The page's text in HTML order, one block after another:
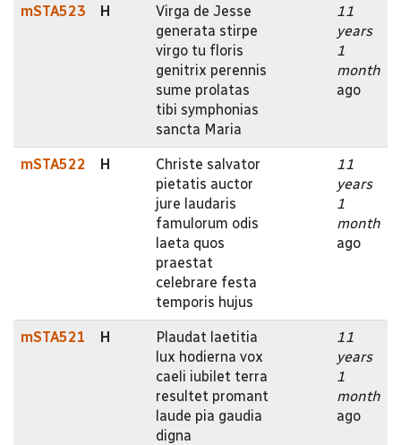
mSTA523 H
Virga de Jesse
generata stirpe
virgo tu floris
genitrix perennis
sume prolatas
tibi symphonias
sancta Maria
11
years
1
month
ago
mSTA522 H
Christe salvator
pietatis auctor
jure laudaris
famulorum odis
laeta quos
praestat
celebrare festa
temporis hujus
11
years
1
month
ago
mSTA521 H
Plaudat laetitia
lux hodierna vox
caeli iubilet terra
resultet promant
laude pia gaudia
digna
11
years
1
month
ago